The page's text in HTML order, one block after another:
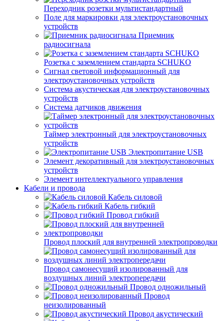
Переходник розетки мультистандартный
Поле для маркировки для электроустановочных
устройств
Приемник
радиосигнала
Розетка с заземлением стандарта SCHUKO
Сигнал световой информационный для
электроустановочных устройств
Система акустическая для электроустановочных
устройств
Система датчиков движения
Таймер электронный для электроустановочных
устройств
Электропитание USB
Элемент декоративный для электроустановочных
устройств
Элемент интеллектуального управления
Кабели и провода
Кабель силовой
Кабель гибкий
Провод гибкий
Провод плоский для внутренней электропроводки
Провод самонесущий изолированный для
воздушных линий электропередачи
Провод одножильный
Провод
неизолированный
Провод акустический